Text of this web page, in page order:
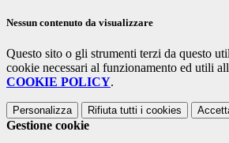
Nessun contenuto da visualizzare
Questo sito o gli strumenti terzi da questo
cookie necessari al funzionamento ed utili
COOKIE POLICY.
Personalizza Rifiuta tutti i cookies
Gestione cookie